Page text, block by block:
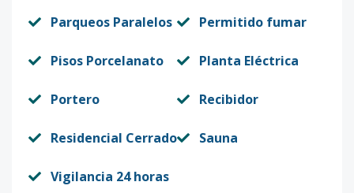
Parqueos Paralelos Permitido fumar
Pisos Porcelanato Planta Eléctrica
Portero Recibidor
Residencial Cerrado Sauna
Vigilancia 24 horas